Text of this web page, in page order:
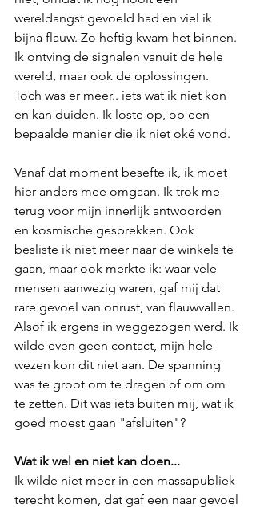
wereldangst gevoeld had en viel ik
bijna flauw. Zo heftig kwam het binnen.
Ik ontving de signalen vanuit de hele
wereld, maar ook de oplossingen.
Toch was er meer.. iets wat ik niet kon
en kan duiden. Ik loste op, op een
bepaalde manier die ik niet oké vond.
Vanaf dat moment besefte ik, ik moet
hier anders mee omgaan. Ik trok me
terug voor mijn innerlijk antwoorden
en kosmische gesprekken. Ook
besliste ik niet meer naar de winkels te
gaan, maar ook merkte ik: waar vele
mensen aanwezig waren, gaf mij dat
rare gevoel van onrust, van flauwvallen.
Alsof ik ergens in weggezogen werd. Ik
wilde even geen contact, mijn hele
wezen kon dit niet aan. De spanning
was te groot om te dragen of om om
te zetten. Dit was iets buiten mij, wat ik
goed moest gaan "afsluiten"?
Wat ik wel en niet kan doen...
Ik wilde niet meer in een massapubliek
terecht komen, dat gaf een naar gevoel